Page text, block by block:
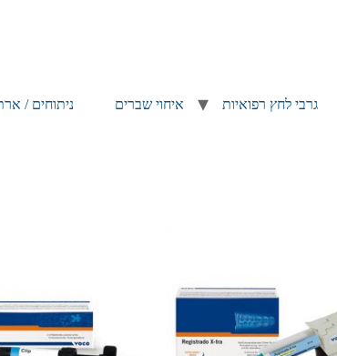
גרבי לחץ רפואיות איחוי שברים ניתוחים /